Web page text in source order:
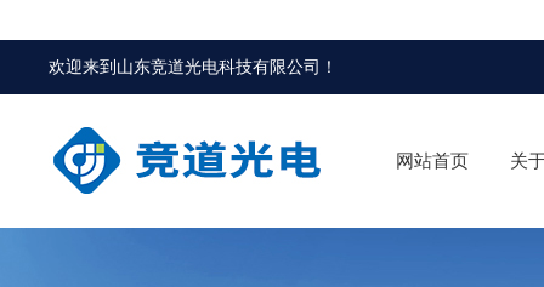
欢迎来到 山东竞道光电科技有限公司 ！
网站首页 关